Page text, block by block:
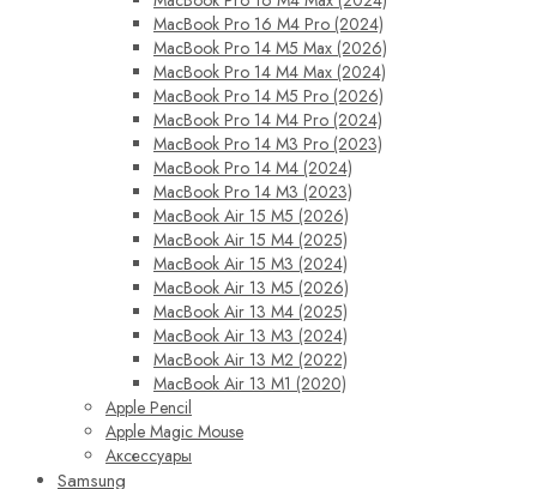
MacBook Pro 16 M4 Pro (2024)
MacBook Pro 14 M5 Max (2026)
MacBook Pro 14 M4 Max (2024)
MacBook Pro 14 M5 Pro (2026)
MacBook Pro 14 M4 Pro (2024)
MacBook Pro 14 M3 Pro (2023)
MacBook Pro 14 M4 (2024)
MacBook Pro 14 M3 (2023)
MacBook Air 15 M5 (2026)
MacBook Air 15 M4 (2025)
MacBook Air 15 M3 (2024)
MacBook Air 13 M5 (2026)
MacBook Air 13 M4 (2025)
MacBook Air 13 M3 (2024)
MacBook Air 13 M2 (2022)
MacBook Air 13 M1 (2020)
Apple Pencil
Apple Magic Mouse
Аксессуары
Samsung